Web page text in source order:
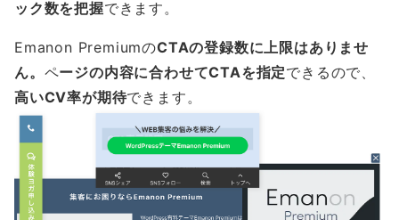
ック数を把握できます。
Emanon PremiumのCTAの登録数に上限はありませ
ん。 ページの内容に合わせてCTAを指定できるので、
高いCV率が期待できます。